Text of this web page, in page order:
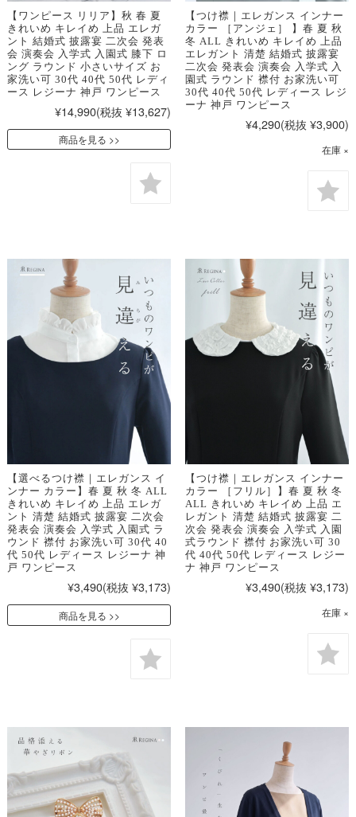
【ワンピース リリア】秋 春 夏
きれいめ キレイめ 上品 エレガ
ント 結婚式 披露宴 二次会 発表
会 演奏会 入学式 入園式 膝下 ロ
ング ラウンド 小さいサイズ お
家洗い可 30代 40代 50代 レディ
ース レジーナ 神戸 ワンピース
¥14,990(税抜 ¥13,627)
商品を見る
【つけ襟｜エレガンス インナー
カラー ［アンジェ］ 】春 夏 秋
冬 ALL きれいめ キレイめ 上品
エレガント 清楚 結婚式 披露宴
二次会 発表会 演奏会 入学式 入
園式 ラウンド 襟付 お家洗い可
30代 40代 50代 レディース レジ
ーナ 神戸 ワンピース
¥4,290(税抜 ¥3,900)
在庫 ×
【選べるつけ襟｜エレガンス イ
ンナー カラー】春 夏 秋 冬 ALL
きれいめ キレイめ 上品 エレガ
ント 清楚 結婚式 披露宴 二次会
発表会 演奏会 入学式 入園式 ラ
ウンド 襟付 お家洗い可 30代 40
代 50代 レディース レジーナ 神
戸 ワンピース
¥3,490(税抜 ¥3,173)
商品を見る
【つけ襟｜エレガンス インナー
カラー ［フリル］】春 夏 秋 冬
ALL きれいめ キレイめ 上品 エ
レガント 清楚 結婚式 披露宴 二
次会 発表会 演奏会 入学式 入園
式ラウンド 襟付 お家洗い可 30
代 40代 50代 レディース レジー
ナ 神戸 ワンピース
¥3,490(税抜 ¥3,173)
在庫 ×